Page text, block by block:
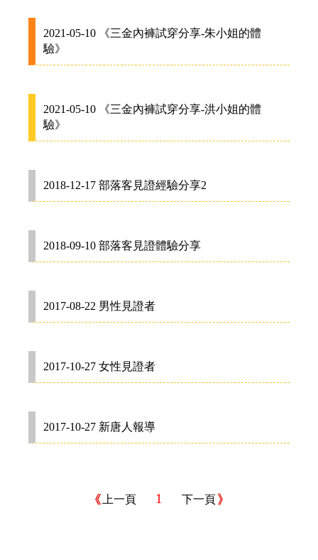
2021-05-10 《三金內褲試穿分享-朱小姐的體
驗》
2021-05-10 《三金內褲試穿分享-洪小姐的體
驗》
2018-12-17 部落客見證經驗分享2
2018-09-10 部落客見證體驗分享
2017-08-22 男性見證者
2017-10-27 女性見證者
2017-10-27 新唐人報導
上一頁 1 下一頁